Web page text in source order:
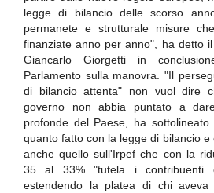
legge di bilancio delle scorso
permanete e strutturale misure
finanziate anno per anno", ha detto
Giancarlo Giorgetti in
Parlamento sulla manovra. "Il
di bilancio attenta" non vuol dire
governo non abbia puntato a
profonde del Paese, ha sottolineato
quanto fatto con la legge di bilancio
anche quello sull'Irpef che con la
35 al 33% "tutela i contribuenti
estendendo la platea di chi aveva